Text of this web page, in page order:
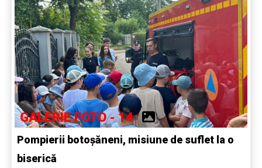
GALERIE FOTO - 14
Pompierii botoșăneni, misiune de suflet la o
biserică